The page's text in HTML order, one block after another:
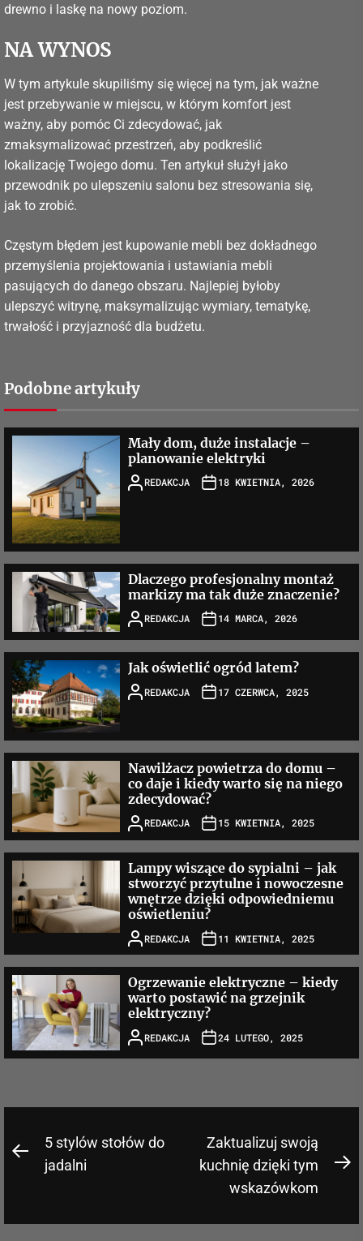
drewno i laskę na nowy poziom.
NA WYNOS
W tym artykule skupiliśmy się więcej na tym, jak ważne
jest przebywanie w miejscu, w którym komfort jest
ważny, aby pomóc Ci zdecydować, jak
zmaksymalizować przestrzeń, aby podkreślić
lokalizację Twojego domu. Ten artykuł służył jako
przewodnik po ulepszeniu salonu bez stresowania się,
jak to zrobić.
Częstym błędem jest kupowanie mebli bez dokładnego
przemyślenia projektowania i ustawiania mebli
pasujących do danego obszaru. Najlepiej byłoby
ulepszyć witrynę, maksymalizując wymiary, tematykę,
trwałość i przyjazność dla budżetu.
Podobne artykuły
Mały dom, duże instalacje –
planowanie elektryki
REDAKCJA 18 KWIETNIA, 2026
Dlaczego profesjonalny montaż
markizy ma tak duże znaczenie?
REDAKCJA 14 MARCA, 2026
Jak oświetlić ogród latem?
REDAKCJA 17 CZERWCA, 2025
Nawilżacz powietrza do domu –
co daje i kiedy warto się na niego
zdecydować?
REDAKCJA 15 KWIETNIA, 2025
Lampy wiszące do sypialni – jak
stworzyć przytulne i nowoczesne
wnętrze dzięki odpowiedniemu
oświetleniu?
REDAKCJA 11 KWIETNIA, 2025
Ogrzewanie elektryczne – kiedy
warto postawić na grzejnik
elektryczny?
REDAKCJA 24 LUTEGO, 2025
Nawigacja
wpisu
Previous
5 stylów stołów do
jadalni
Zaktualizuj swoją
kuchnię dzięki tym
wskazówkom